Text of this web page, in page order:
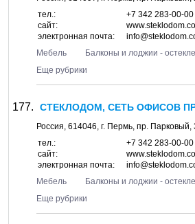
тел.:
+7 342 283-00-00
сайт:
электронная почта:
Мебель
Балконы и лоджии -
Еще рубрики
СТЕКЛОДОМ, СЕТЬ ОФИСОВ
Россия, 614046, г. Пермь, пр. Парковый,
тел.:
+7 342 283-00-00
сайт:
электронная почта:
Мебель
Балконы и лоджии -
Еще рубрики